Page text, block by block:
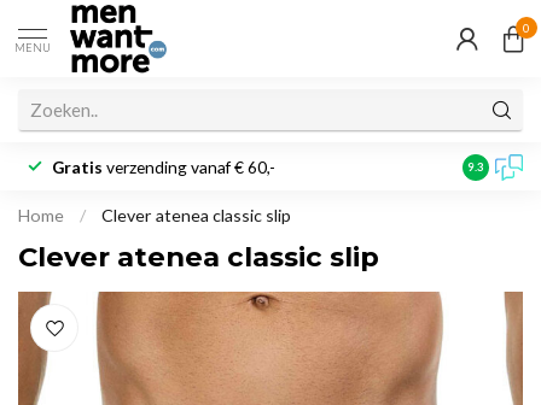
MENU
0
Gratis verzending vanaf € 60,- 9.3
Home / Clever atenea classic slip
Clever atenea classic slip